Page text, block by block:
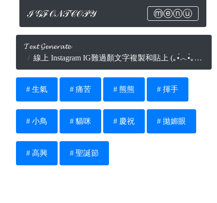
ℐ𝒢ℱ𝒪𝒩𝒯𝒞𝒪𝒫𝒴 ⓜⓔⓝⓤ
𝓣𝓮𝔁𝓽 𝓖𝓮𝓷𝓮𝓻𝓪𝓽𝓮
線上 Instagram IG難過顏文字複製和貼上 (｡•́︿•̀｡) (ノ_<。)
# 生氣 # 痛苦 # 熊熊 # 揮手
# 小鳥 # 貓咪 # 慶祝 # 拋媚眼
# 高興 # 聖誕節